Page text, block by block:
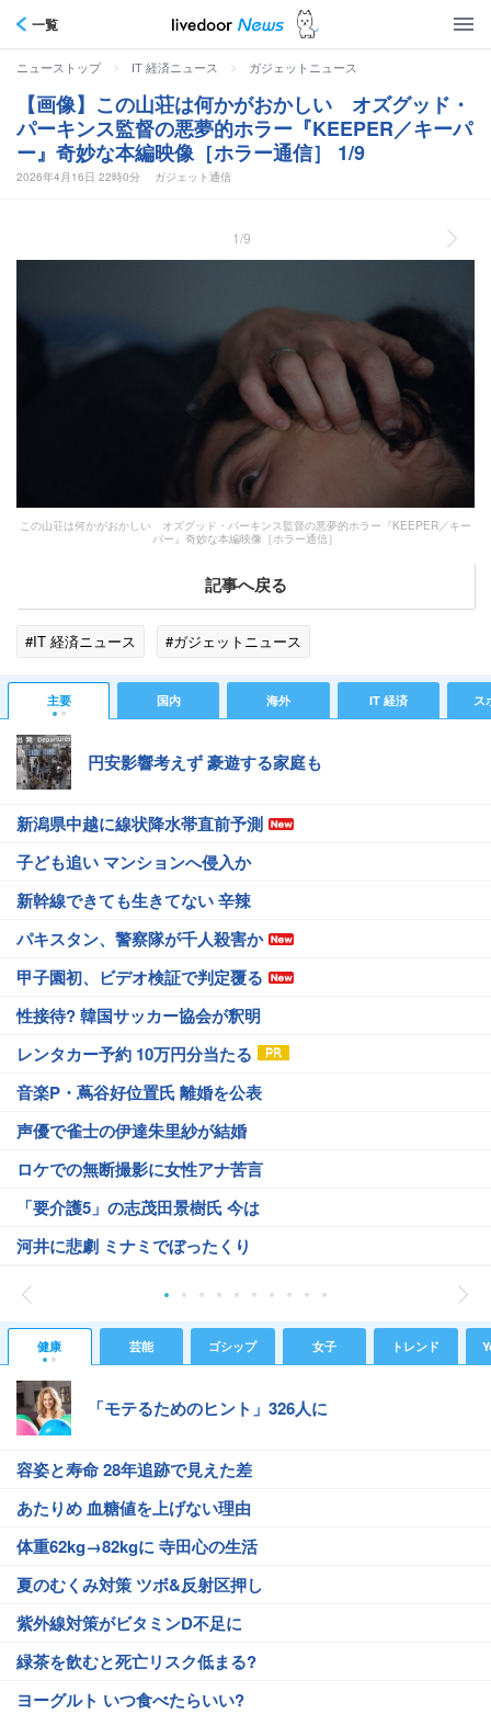
一覧
ニューストップ > IT 経済ニュース > ガジェットニュース
【画像】この山荘は何かがおかしい オズグッド・
パーキンス監督の悪夢的ホラー『KEEPER／キーパ
ー』奇妙な本編映像［ホラー通信］ 1/9
2026年4月16日 22時0分 ガジェット通信
1/9
この山荘は何かがおかしい オズグッド・パーキンス監督の悪夢的ホラー『KEEPER／キー
パー』奇妙な本編映像［ホラー通信］
記事へ戻る
#IT 経済ニュース #ガジェットニュース
主要 国内 海外 IT 経済 ス
円安影響考えず 豪遊する家庭も
新潟県中越に線状降水帯直前予測
子ども追い マンションへ侵入か
新幹線できても生きてない 辛辣
パキスタン、警察隊が千人殺害か
甲子園初、ビデオ検証で判定覆る
性接待? 韓国サッカー協会が釈明
レンタカー予約 10万円分当たる
音楽P・蔦谷好位置氏 離婚を公表
声優で雀士の伊達朱里紗が結婚
ロケでの無断撮影に女性アナ苦言
「要介護5」の志茂田景樹氏 今は
河井に悲劇 ミナミでぼったくり
健康 芸能 ゴシップ 女子 トレンド
「モテるためのヒント」326人に
容姿と寿命 28年追跡で見えた差
あたりめ 血糖値を上げない理由
体重62kg→82kgに 寺田心の生活
夏のむくみ対策 ツボ&反射区押し
紫外線対策がビタミンD不足に
緑茶を飲むと死亡リスク低まる?
ヨーグルト いつ食べたらいい?